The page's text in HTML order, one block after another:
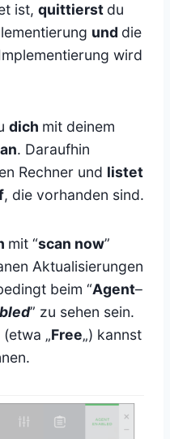
ist, quittierst du
und die
wird
dich mit deinem
. Daraufhin
Rechner und listet
, die vorhanden sind.
mit “scan now”
Aktualisierungen
beim “Agent–
” zu sehen sein.
„Free„) kannst